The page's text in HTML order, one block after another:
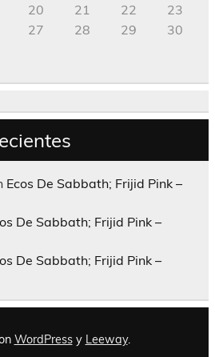
20 21 22
23
27 28 29
30
Ecos De Sabbath; Frijid Pink –
De Sabbath; Frijid Pink –
De Sabbath; Frijid Pink –
WordPressy Leeway.